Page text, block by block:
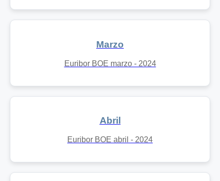
Marzo
Euribor BOE marzo - 2024
Abril
Euribor BOE abril - 2024